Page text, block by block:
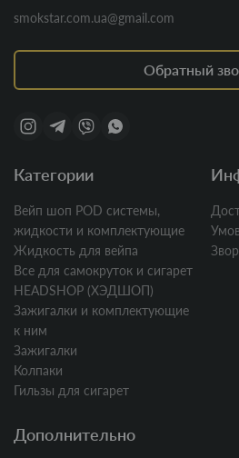
smokstar.com.ua@gmail.com
Обратный
Категории
Вейп шоп POD системы,
жидкости и комплектующие
Жидкость для вейпа
Все для самокруток и сигарет
HEADSHOP (ХЭДШОП)
Зажигалки и комплектующие
к ним
Зажигалки
Колпаки
Гильзы для сигарет
Дополнительно